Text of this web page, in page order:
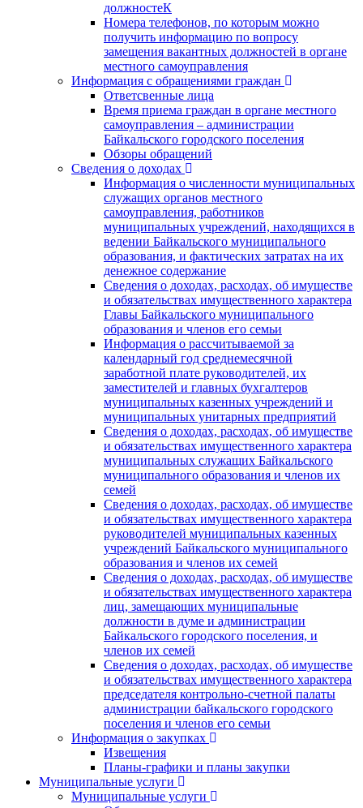
должностеК
Номера телефонов, по которым можно
получить информацию по вопросу
замещения вакантных должностей в органе
местного самоуправления
Информация с обращениями граждан
Ответсвенные лица
Время приема граждан в органе местного
самоуправления – администрации
Байкальского городского поселения
Обзоры обращений
Сведения о доходах
Информация о численности муниципальных
служащих органов местного
самоуправления, работников
муниципальных учреждений, находящихся в
ведении Байкальского муниципального
образования, и фактических затратах на их
денежное содержание
Сведения о доходах, расходах, об имуществе
и обязательствах имущественного характера
Главы Байкальского муниципального
образования и членов его семьи
Информация о рассчитываемой за
календарный год среднемесячной
заработной плате руководителей, их
заместителей и главных бухгалтеров
муниципальных казенных учреждений и
муниципальных унитарных предприятий
Сведения о доходах, расходах, об имуществе
и обязательствах имущественного характера
муниципальных служащих Байкальского
муниципального образования и членов их
семей
Сведения о доходах, расходах, об имуществе
и обязательствах имущественного характера
руководителей муниципальных казенных
учреждений Байкальского муниципального
образования и членов их семей
Сведения о доходах, расходах, об имуществе
и обязательствах имущественного характера
лиц, замещающих муниципальные
должности в думе и администрации
Байкальского городского поселения, и
членов их семей
Сведения о доходах, расходах, об имуществе
и обязательствах имущественного характера
председателя контрольно-счетной палаты
администрации байкальского городского
поселения и членов его семьи
Информация о закупках
Извещения
Планы-графики и планы закупки
Муниципальные услуги
Муниципальные услуги